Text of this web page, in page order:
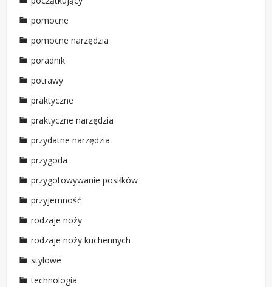
pomocne
pomocne narzędzia
poradnik
potrawy
praktyczne
praktyczne narzędzia
przydatne narzędzia
przygoda
przygotowywanie posiłków
przyjemność
rodzaje noży
rodzaje noży kuchennych
stylowe
technologia